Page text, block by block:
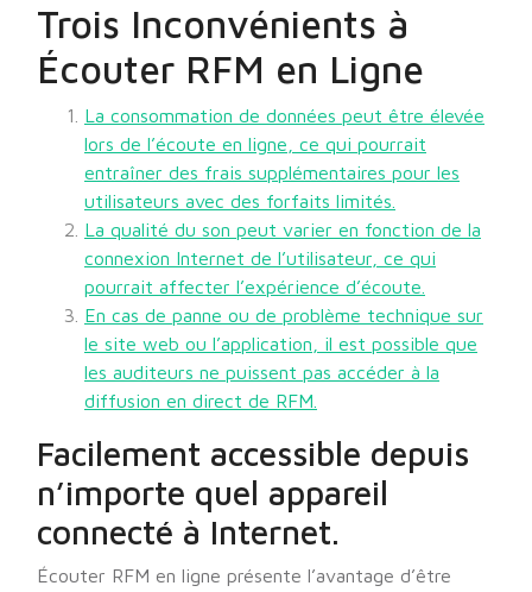
Trois Inconvénients à
Écouter RFM en Ligne
La consommation de données peut être élevée
lors de l’écoute en ligne, ce qui pourrait
entraîner des frais supplémentaires pour les
utilisateurs avec des forfaits limités.
La qualité du son peut varier en fonction de la
connexion Internet de l’utilisateur, ce qui
pourrait affecter l’expérience d’écoute.
En cas de panne ou de problème technique sur
le site web ou l’application, il est possible que
les auditeurs ne puissent pas accéder à la
diffusion en direct de RFM.
Facilement accessible depuis
n’importe quel appareil
connecté à Internet.
Écouter RFM en ligne présente l’avantage d’être